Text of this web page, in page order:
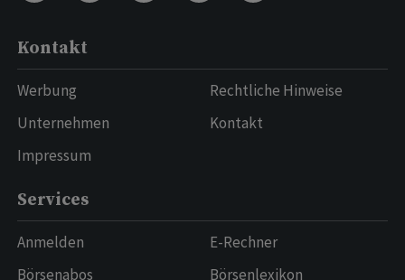
Kontakt
Werbung
Unternehmen
Impressum
Rechtliche Hinweise
Kontakt
Services
Anmelden
Börsenabos
E-Rechner
Börsenlexikon